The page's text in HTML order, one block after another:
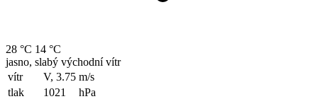
28 °C 14 °C
jasno, slabý východní vítr
vítr
V, 3.75 m/s
tlak
1021
hPa